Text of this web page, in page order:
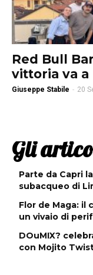
Red Bull
vittoria va a
Giuseppe Stabile - 20
Gli
Parte da Capri
subacqueo di
Flor de Maga: il
un vivaio di
DOuMIX?
con Mojito